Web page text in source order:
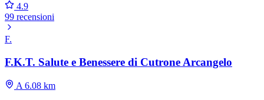
4.9
99 recensioni
F.
F.K.T. Salute e Benessere di Cutrone Arcangelo
A 6.08 km